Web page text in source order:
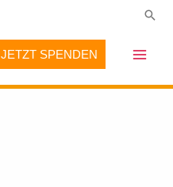
JETZT SPENDEN